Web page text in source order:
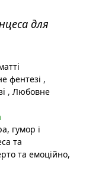
для
фентезі ,
, Любовне
, гумор і
та
та емоційно,